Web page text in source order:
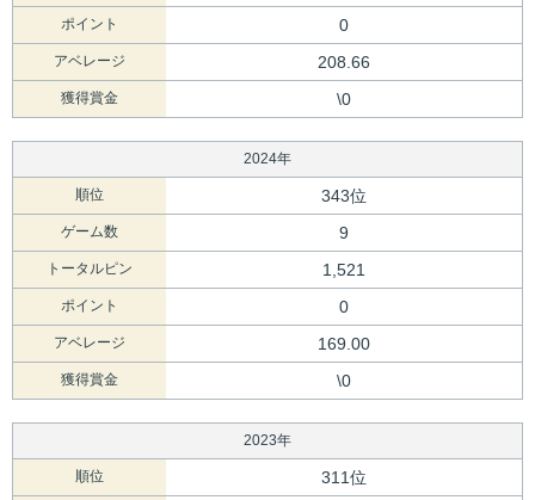
ポイント 0
アベレージ 208.66
獲得賞金 \0
2024年
順位 343位
ゲーム数 9
トータルピン 1,521
ポイント 0
アベレージ 169.00
獲得賞金 \0
2023年
順位 311位